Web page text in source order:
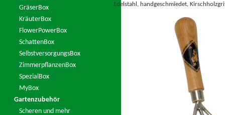
GräserBox
KräuterBox
FlowerPowerBox
SchattenBox
SelbstversorgungsBox
ZimmerpflanzenBox
SpezialBox
MyBox
Gartenzubehör
Scheren und mehr
Edelstahl, handgeschmiedet,